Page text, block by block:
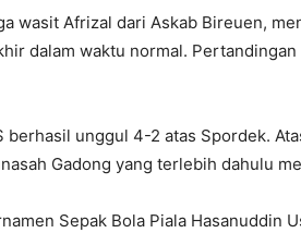
wasit Afrizal dari Askab Bireuen,
dalam waktu normal.
berhasil unggul 4-2 atas Spordek.
Gadong yang terlebih dahulu
Sepak Bola Piala Hasanuddin